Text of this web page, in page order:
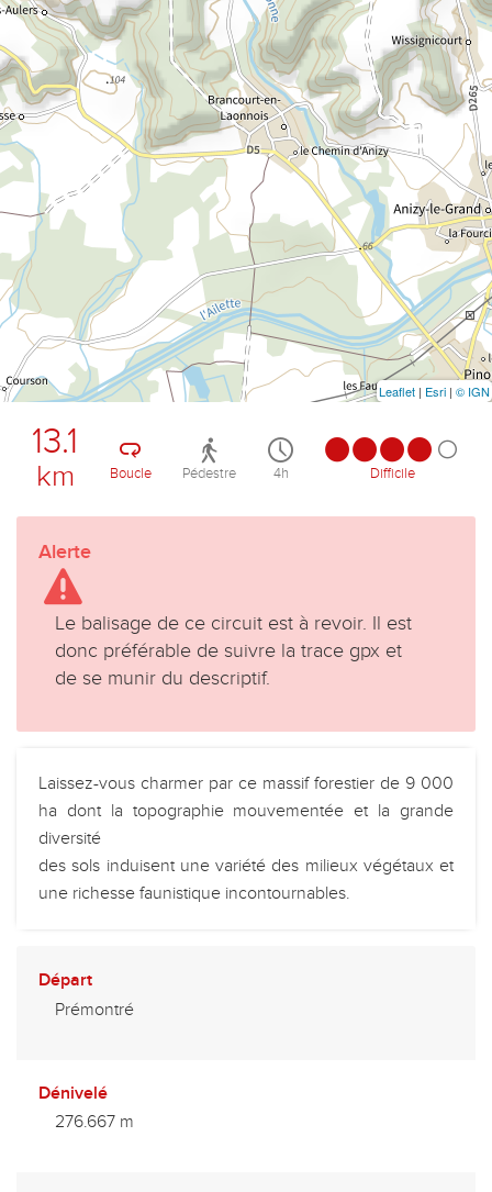
13.1
km Boucle Pédestre 4h Difficile
Alerte
Le balisage de ce circuit est à revoir. Il est
donc préférable de suivre la trace gpx et
de se munir du descriptif.
Laissez-vous charmer par ce massif forestier de 9 000
ha dont la topographie mouvementée et la grande
diversité
des sols induisent une variété des milieux végétaux et
une richesse faunistique incontournables.
Départ
Prémontré
Dénivelé
276.667 m
Leaflet | Esri | © IGN